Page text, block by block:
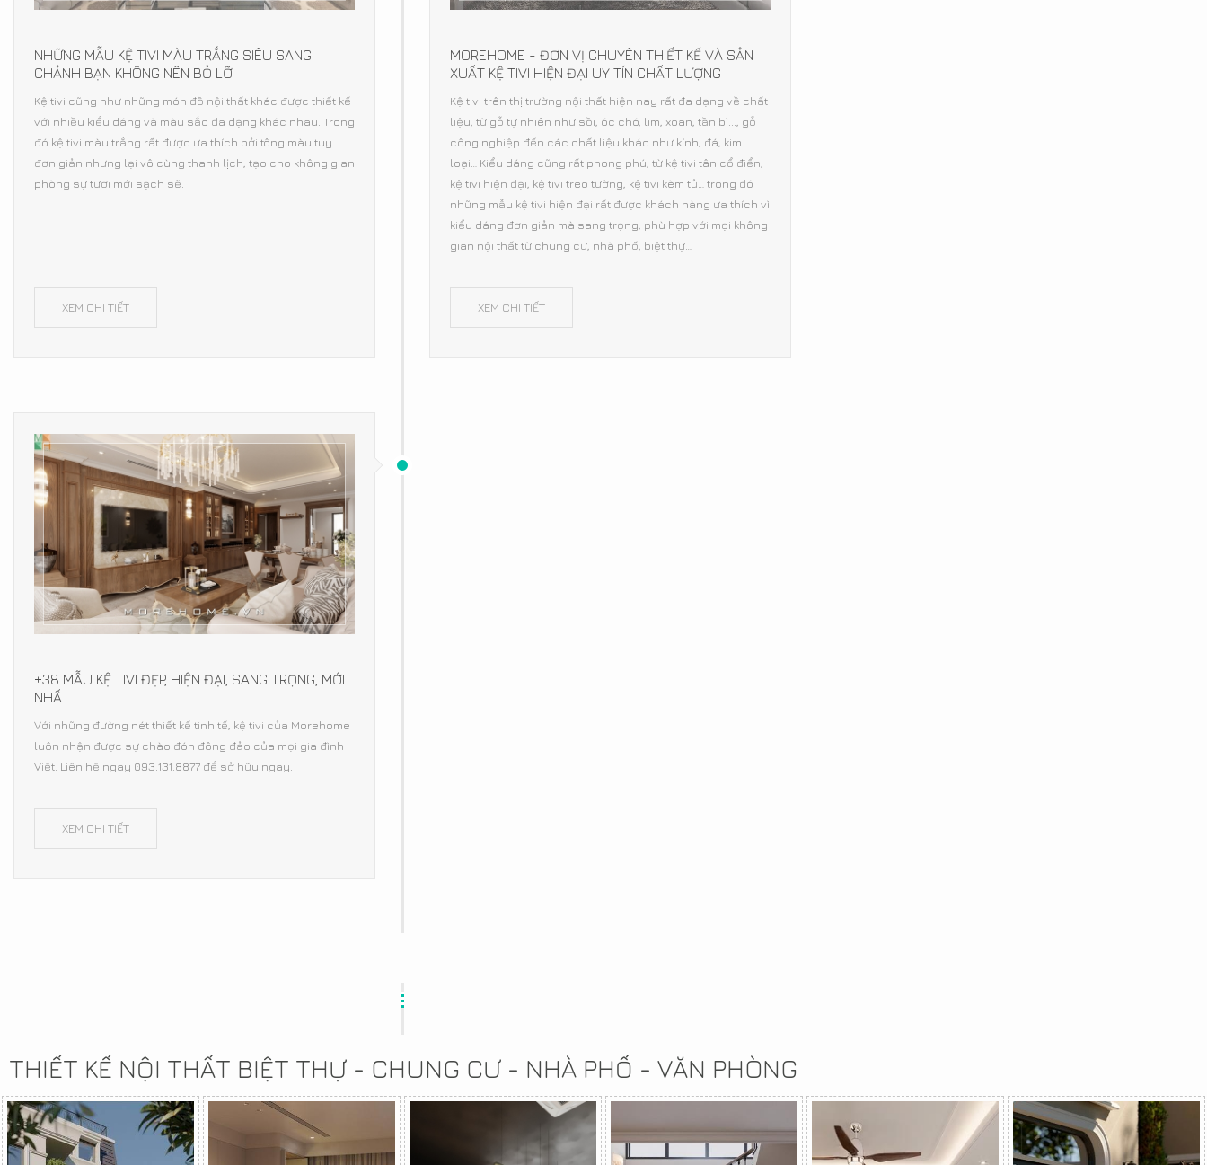
NHỮNG MẪU KỆ TIVI MÀU TRẮNG SIÊU SANG
CHẢNH BẠN KHÔNG NÊN BỎ LỠ
Kệ tivi cũng như những món đồ nội thất khác được thiết kế
với nhiều kiểu dáng và màu sắc đa dạng khác nhau. Trong
đó kệ tivi màu trắng rất được ưa thích bởi tông màu tuy
đơn giản nhưng lại vô cùng thanh lịch, tạo cho không gian
phòng sự tươi mới sạch sẽ.
XEM CHI TIẾT
MOREHOME - ĐƠN VỊ CHUYÊN THIẾT KẾ VÀ SẢN
XUẤT KỆ TIVI HIỆN ĐẠI UY TÍN CHẤT LƯỢNG
Kệ tivi trên thị trường nội thất hiện nay rất đa dạng về chất
liệu, từ gỗ tự nhiên như sồi, óc chó, lim, xoan, tần bì..., gỗ
công nghiệp đến các chất liệu khác như kính, đá, kim
loại… Kiểu dáng cũng rất phong phú, từ kệ tivi tân cổ điển,
kệ tivi hiện đại, kệ tivi treo tường, kệ tivi kèm tủ… trong đó
những mẫu kệ tivi hiện đại rất được khách hàng ưa thích vì
kiểu dáng đơn giản mà sang trọng, phù hợp với mọi không
gian nội thất từ chung cư, nhà phố, biệt thự…
XEM CHI TIẾT
+38 MẪU KỆ TIVI ĐẸP, HIỆN ĐẠI, SANG TRỌNG, MỚI
NHẤT
Với những đường nét thiết kế tinh tế, kệ tivi của Morehome
luôn nhận được sự chào đón đông đảo của mọi gia đình
Việt. Liên hệ ngay 093.131.8877 để sở hữu ngay.
XEM CHI TIẾT
THIẾT KẾ NỘI THẤT BIỆT THỰ - CHUNG CƯ - NHÀ PHỐ - VĂN PHÒNG